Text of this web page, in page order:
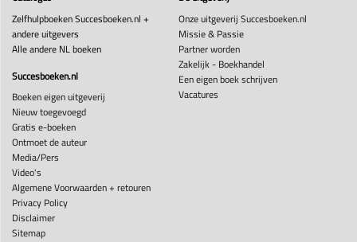
Zelfhulpboeken Succesboeken.nl +
andere uitgevers
Alle andere NL boeken
Succesboeken.nl
Boeken eigen uitgeverij
Nieuw toegevoegd
Gratis e-boeken
Ontmoet de auteur
Media/Pers
Video's
Algemene Voorwaarden + retouren
Privacy Policy
Disclaimer
Sitemap
Onze uitgeverij Succesboeken.nl
Missie & Passie
Partner worden
Zakelijk - Boekhandel
Een eigen boek schrijven
Vacatures